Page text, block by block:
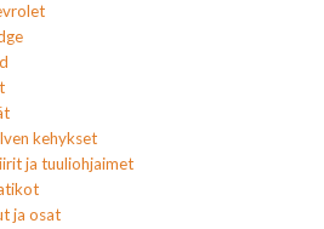
kehykset
ja tuuliohjaimet
ja osat